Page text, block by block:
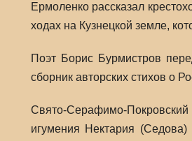
Ермоленко рассказал
ходах на Кузнецкой земле,
Поэт Борис Бурмистров
сборник авторских стихов о
Свято-Серафимо-
игумения Нектария